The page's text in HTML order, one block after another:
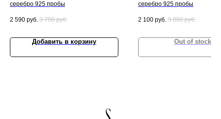
серебро 925 пробы
2 590 руб. 3 700 руб.
Добавить в корзину
серебро 925 пробы
2 100 руб. 3 000 руб.
Out of stock